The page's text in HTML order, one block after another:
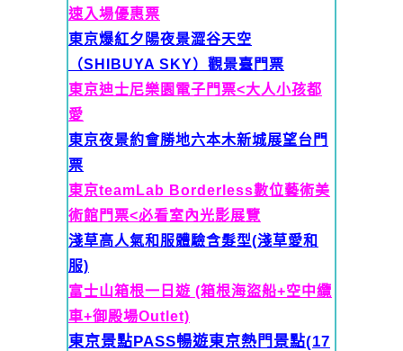
速入場優惠票
東京爆紅夕陽夜景澀谷天空
（SHIBUYA SKY）觀景臺門票
東京迪士尼樂園電子門票<大人小孩都
愛
東京夜景約會勝地六本木新城展望台門
票
東京teamLab Borderless數位藝術美
術館門票<必看室內光影展覽
淺草高人氣和服體驗含髮型(淺草愛和
服)
富士山箱根一日遊 (箱根海盜船+空中纜
車+御殿場Outlet)
東京景點PASS暢遊東京熱門景點(17